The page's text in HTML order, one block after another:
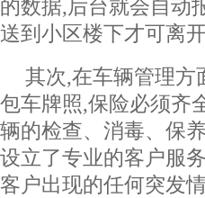
的数据,后台就会自动
送到小区楼下才可离
其次,在车辆管理方
包车牌照,保险必须齐
辆的检查、消毒、保
设立了专业的客户服
客户出现的任何突发